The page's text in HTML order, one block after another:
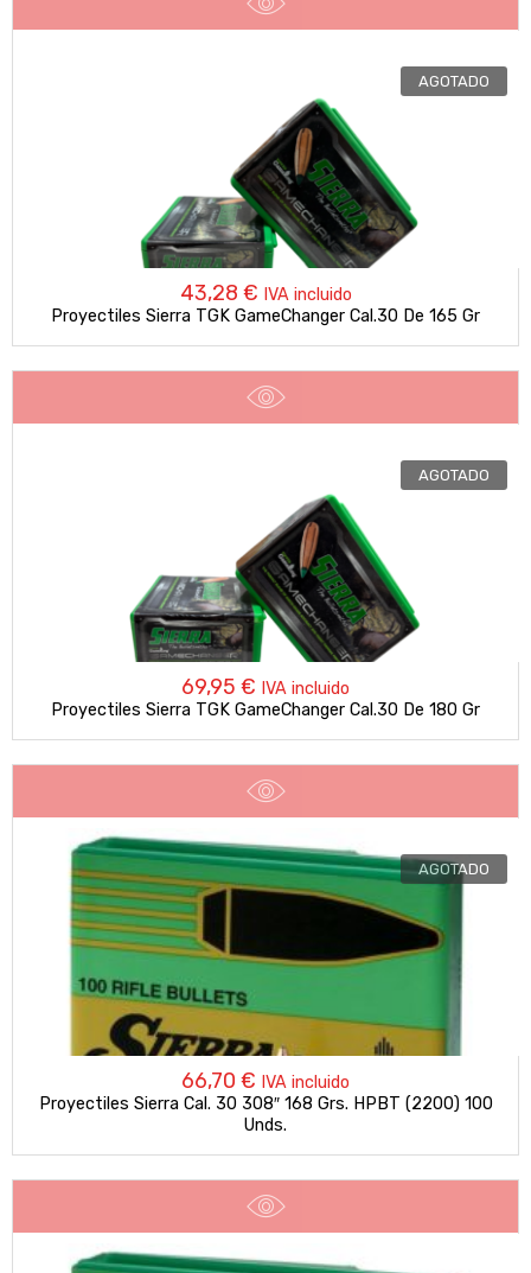
AGOTADO
43,28 € IVA incluido
Proyectiles Sierra TGK GameChanger Cal.30 De 165 Gr
AGOTADO
69,95 € IVA incluido
Proyectiles Sierra TGK GameChanger Cal.30 De 180 Gr
AGOTADO
66,70 € IVA incluido
Proyectiles Sierra Cal. 30 308″ 168 Grs. HPBT (2200) 100
Unds.